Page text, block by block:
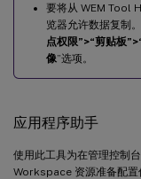
要将从 WEM Tool
览器允许数据复制
点权限”>“剪贴板
像”选项。
应用程序助手
使用此工具为在管理控制
Workspace 资源准备配置